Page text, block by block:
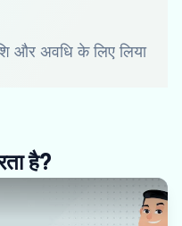
और अवधि के लिए लिया
है?